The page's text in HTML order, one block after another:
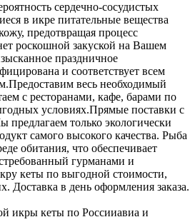
сердечно-сосудистых
в икре питательные вещества
предотвращая процесс
роскошной закуской на Вашем
праздничное
и соответствует всем
Предоставим весь необходимый
с ресторанами, кафе, барами по
условиях.Прямые поставки с
предлагаем только экологически
самого высокого качества. Рыба
обитания, что обеспечивает
гурманами и
кеты по выгодной стоимости,
Доставка в день оформления заказа.
икры кеты по Россииавиа и